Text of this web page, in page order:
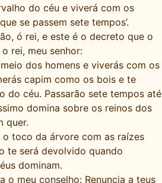
do céu e viverá com os
se passem sete tempos’.
ó rei, e este é o decreto que o
rei, meu senhor:
dos homens e viverás com os
capim como os bois e te
do céu. Passarão sete tempos até
domina sobre os reinos dos
quer.
toco da árvore com as raízes
te será devolvido quando
dominam.
o meu conselho: Renuncia a teus